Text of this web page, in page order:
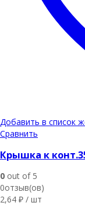
Добавить в список
Сравнить
Крышка к
0 out of 5
0отзыв(ов)
2,64 ₽ / шт